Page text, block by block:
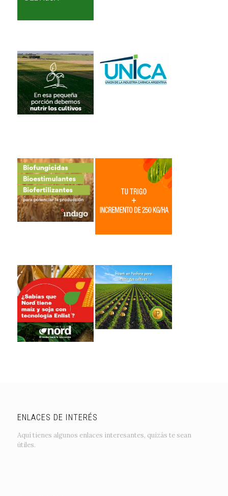
ENLACES DE INTERÉS
Aquí tienes algunos enlaces interesantes, quizás te sean
útiles.